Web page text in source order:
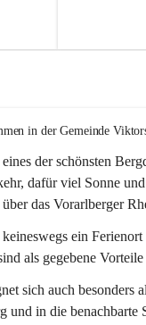
in der Gemeinde
der schönsten
dafür viel Sonne
über das Vorarlberger
ein
als gegebene
sich auch besonders
und in die benachbarte